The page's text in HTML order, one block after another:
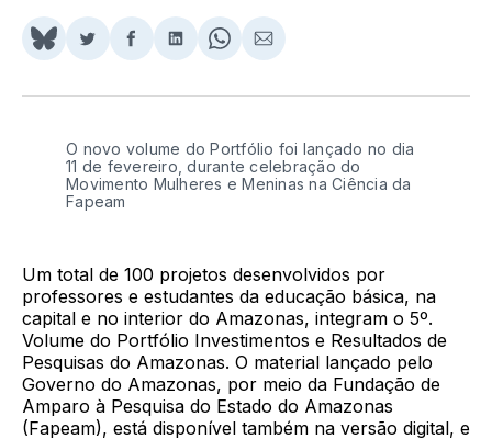
Share
BlueSky
Compartilhar
Twitter
Compartilhar
Facebook
Compartilhar
LinkedIn
Share
WhatsApp
Compartilhar
Email
O novo volume do Portfólio foi lançado no dia
11 de fevereiro, durante celebração do
Movimento Mulheres e Meninas na Ciência da
Fapeam
Um total de 100 projetos desenvolvidos por
professores e estudantes da educação básica, na
capital e no interior do Amazonas, integram o 5º.
Volume do Portfólio Investimentos e Resultados de
Pesquisas do Amazonas. O material lançado pelo
Governo do Amazonas, por meio da Fundação de
Amparo à Pesquisa do Estado do Amazonas
(Fapeam), está disponível também na versão digital, e